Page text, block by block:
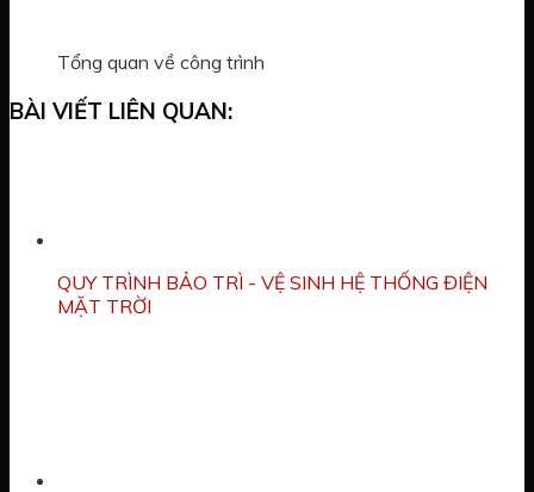
Tổng quan về công trình
BÀI VIẾT LIÊN QUAN:
QUY TRÌNH BẢO TRÌ - VỆ SINH HỆ THỐNG ĐIỆN
MẶT TRỜI